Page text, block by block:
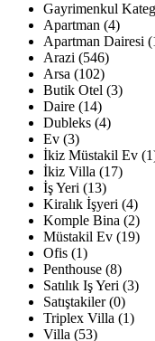
Gayrimenkul
Apartman (4)
Apartman Dairesi
Arazi (546)
Arsa (102)
Butik Otel (3)
Daire (14)
Dubleks (4)
Ev (3)
İkiz Müstakil Ev
İkiz Villa (17)
İş Yeri (13)
Kiralık İşyeri (4)
Komple Bina (2)
Müstakil Ev (19)
Ofis (1)
Penthouse (8)
Satılık Iş Yeri (3)
Satıştakiler (0)
Triplex Villa (1)
Villa (53)